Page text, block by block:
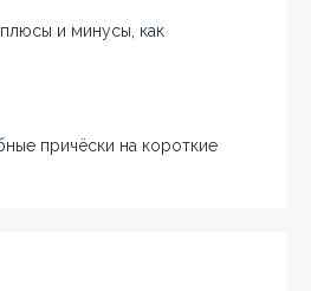
и минусы, как
причёски на короткие